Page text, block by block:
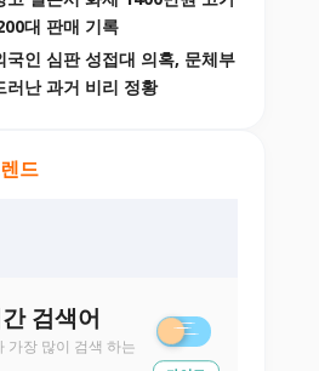
대 판매 기록
국인 심판 성접대 의혹, 문체부
러난 과거 비리 정황
드